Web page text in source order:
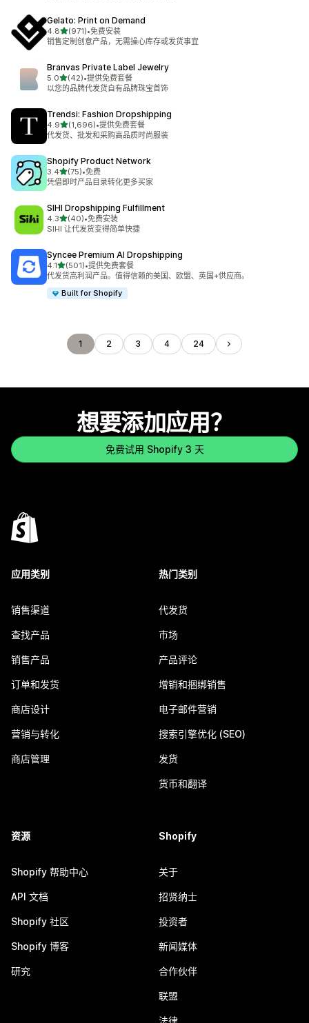
Gelato: Print on Demand
4.8星（满分 5 星）
(971)
总共 971 条评论
•免费安装
销售定制创意产品，无需操心库存或发货事宜
Branvas Private Label Jewelry
5.0星（满分 5 星）
(42)
总共 42 条评论
•提供免费套餐
以您的品牌代发货自有品牌珠宝首饰
Trendsi: Fashion Dropshipping
4.9星（满分 5 星）
(1,696)
总共 1696 条评论
•提供免费套餐
代发货、批发和采购高品质时尚服装
Shopify Product Network
3.4星（满分 5 星）
(75)
总共 75 条评论
•免费
凭借即时产品目录转化更多买家
SIHI Dropshipping Fulfillment
4.3星（满分 5 星）
(40)
总共 40 条评论
•免费安装
SIHI 让代发货变得简单快捷
Syncee Premium AI Dropshipping
4.1星（满分 5 星）
(501)
总共 501 条评论
•提供免费套餐
代发货高利润产品。值得信赖的美国、欧盟、英国+供应商。
Built for Shopify
1 2 3 4 24
想要添加应用？
免费试用 Shopify 3 天
应用类别
销售渠道
查找产品
销售产品
订单和发货
商店设计
营销与转化
商店管理
热门类别
代发货
市场
产品评论
增销和捆绑销售
电子邮件营销
搜索引擎优化 (SEO)
发货
货币和翻译
资源
Shopify 帮助中心
API 文档
Shopify 社区
Shopify 博客
研究
Shopify
关于
招贤纳士
投资者
新闻媒体
合作伙伴
联盟
法律